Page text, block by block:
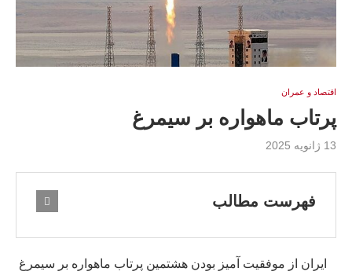
اقتصاد و عمران
پرتاب ماهواره بر سیمرغ
13 ژانویه 2025
فهرست مطالب
ایران از موفقیت‌ آمیز بودن هشتمین پرتاب ماهواره‌ بر سیمرغ